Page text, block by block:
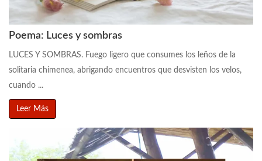
Poema: Luces y sombras
LUCES Y SOMBRAS. Fuego ligero que consumes los leños de la
solitaria chimenea, abrigando encuentros que desvisten los velos,
cuando ...
Leer Más